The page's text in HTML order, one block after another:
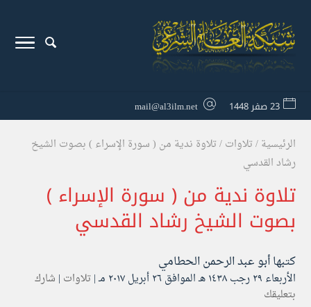
23 صفر 1448 mail@al3ilm.net
الرئيسية/تلاوات/تلاوة ندية من ( سورة الإسراء ) بصوت الشيخ
رشاد القدسي
تلاوة ندية من ( سورة الإسراء )
بصوت الشيخ رشاد القدسي
كتبهاأبو عبد الرحمن الحطامي
الأربعاء ۲۹ رجب ۱٤۳۸ هـ الموافق ۲٦ أبريل ۲۰۱۷ مـ | تلاوات | شارك
بتعليقك